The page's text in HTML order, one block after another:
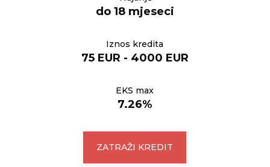
do 18 mjeseci
Iznos kredita
75 EUR - 4000 EUR
EKS max
7.26%
ZATRAŽI KREDIT